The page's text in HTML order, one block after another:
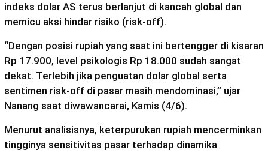
indeks dolar AS terus berlanjut di kancah global dan
memicu aksi hindar risiko (risk-off).
“Dengan posisi rupiah yang saat ini bertengger di kisaran
Rp 17.900, level psikologis Rp 18.000 sudah sangat
dekat. Terlebih jika penguatan dolar global serta
sentimen risk-off di pasar masih mendominasi,” ujar
Nanang saat diwawancarai, Kamis (4/6).
Menurut analisisnya, keterpurukan rupiah mencerminkan
tingginya sensitivitas pasar terhadap dinamika